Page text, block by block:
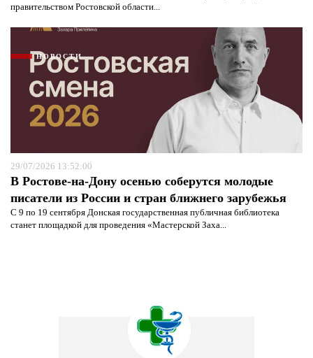
правительством Ростовской области...
НОВОСТИ
29/07/2026 13:52:00
В Ростове-на-Дону осенью соберутся молодые
писатели из России и стран ближнего зарубежья
С 9 по 19 сентября Донская государственная публичная библиотека
станет площадкой для проведения «Мастерской Заха...